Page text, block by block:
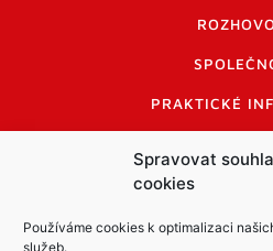
Spravovat
cookies
Používáme cookies k optimalizaci
služeb.
PRAKTICKÉ
INFORMACE A
LOGO A LOGO